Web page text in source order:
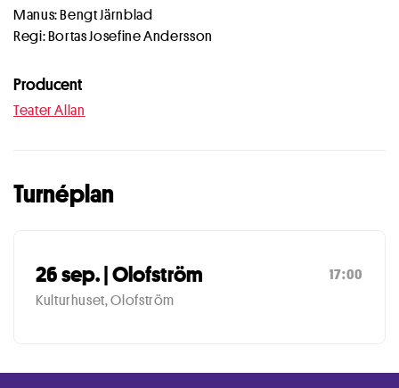
Manus: Bengt Järnblad
Regi: Bortas Josefine Andersson
Producent
Teater Allan
Turnéplan
26 sep. | Olofström
Kulturhuset, Olofström
17:00